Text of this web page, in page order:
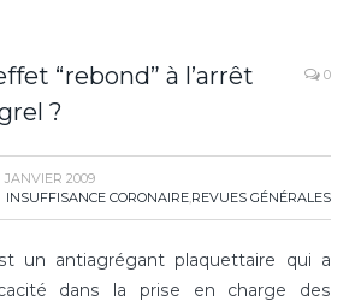
“rebond” à l’arrêt
?
0
JANVIER 2009
INSUFFISANCE CORONAIRE,REVUES GÉNÉRALES
un antiagrégant plaquettaire qui a
dans la prise en charge des